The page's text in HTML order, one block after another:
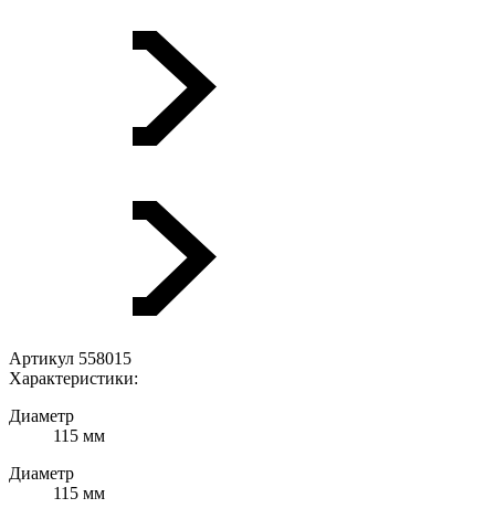
Артикул 558015
Характеристики:
Диаметр
115 мм
Диаметр
115 мм